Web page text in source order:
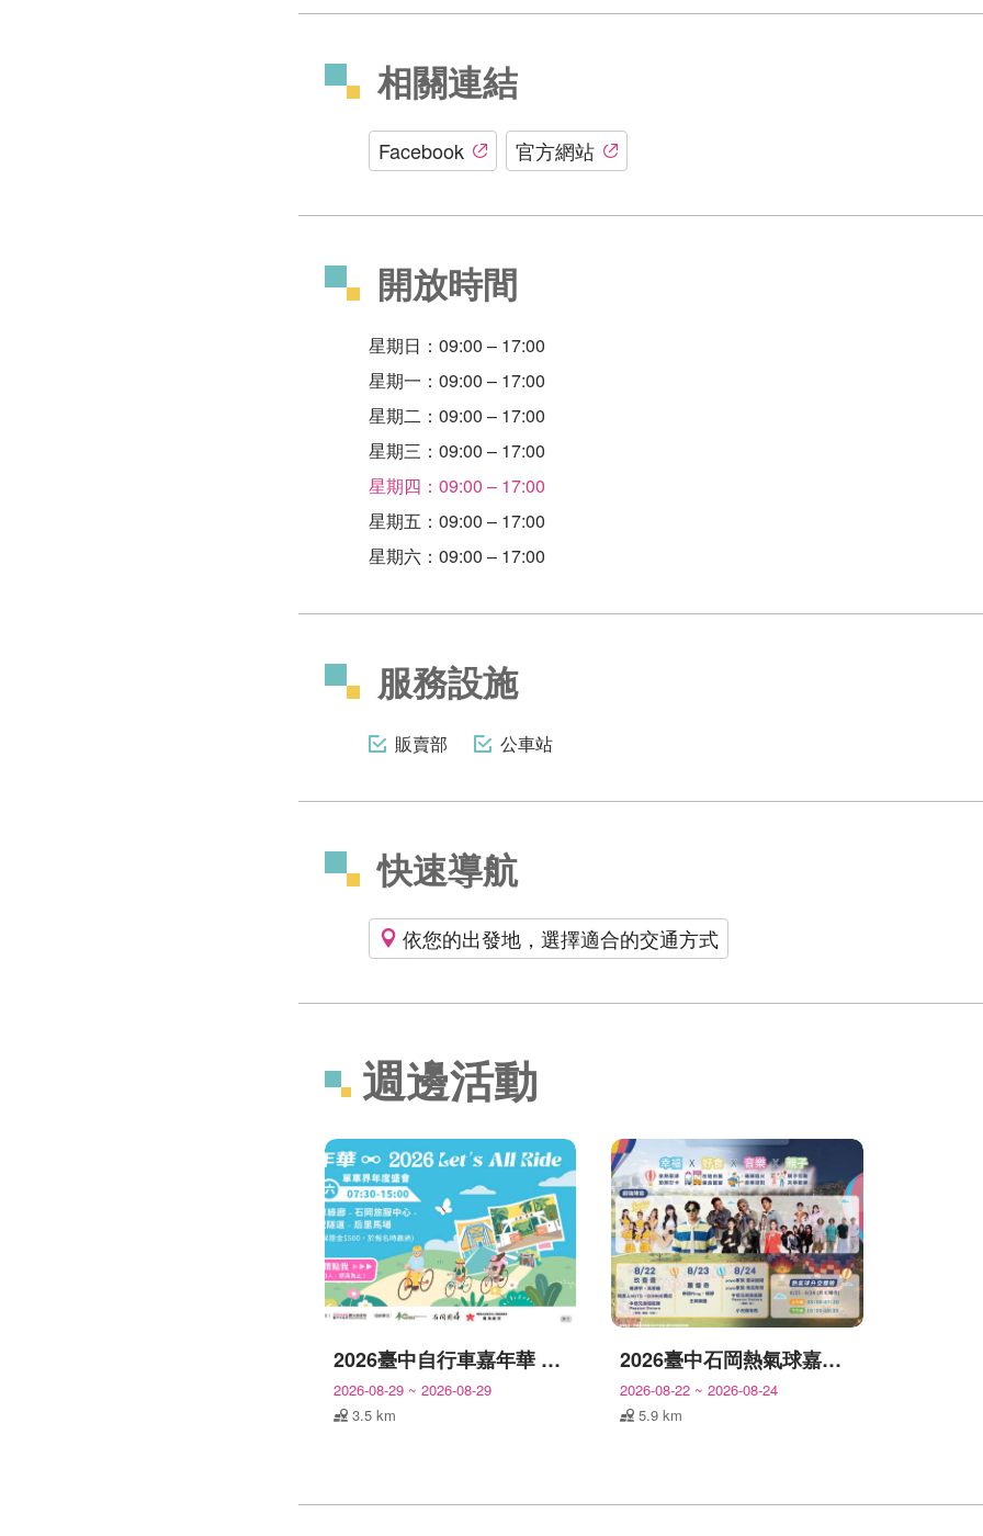
相關連結
Facebook 官方網站
開放時間
星期日：09:00 – 17:00
星期一：09:00 – 17:00
星期二：09:00 – 17:00
星期三：09:00 – 17:00
星期四：09:00 – 17:00
星期五：09:00 – 17:00
星期六：09:00 – 17:00
服務設施
販賣部 公車站
快速導航
依您的出發地，選擇適合的交通方式
週邊活動
2026臺中自行車嘉年華 Let’s All Ride!
2026-08-29 ~ 2026-08-29
3.5 km
2026臺中石岡熱氣球嘉年華
2026-08-22 ~2026-08-24
5.9 km